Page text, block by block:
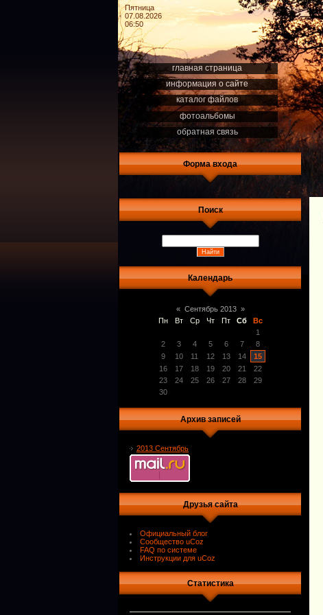
Пятница
07.08.2026
06:50
главная страница
информация о сайте
каталог файлов
фотоальбомы
обратная связь
Форма входа
Поиск
Календарь
« Сентябрь 2013 »
Пн
Вт Ср Чт Пт Сб
Вс
1
2
3 4 5 6 7
8
9
10 11 12 13 14
15
16
17 18 19 20 21
22
23
24 25 26 27 28
29
30
Архив записей
2013 Сентябрь
Друзья сайта
Официальный блог
Сообщество uCoz
FAQ по системе
Инструкции для uCoz
Статистика